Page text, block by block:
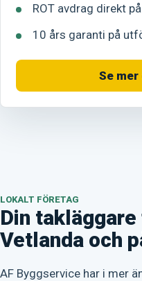
ROT avdrag direkt
10 års garanti på
Se
LOKALT FÖRETAG
Din
Vetlanda och
AF Byggservice har i mer